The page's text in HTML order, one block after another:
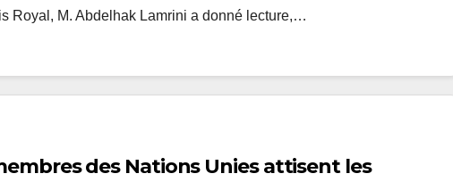
Royal, M. Abdelhak Lamrini a donné lecture,…
des Nations Unies attisent les